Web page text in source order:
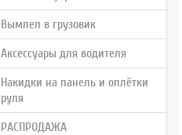
Вымпел в грузовик
Аксессуары для водителя
Накидки на панель и оплётки
руля
РАСПРОДАЖА